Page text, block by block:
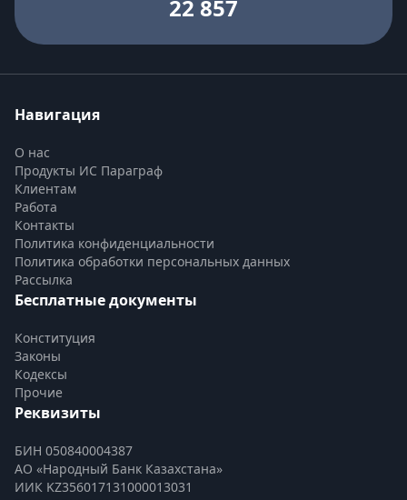
22 857
Навигация
О нас
Продукты ИС Параграф
Клиентам
Работа
Контакты
Политика конфиденциальности
Политика обработки персональных данных
Рассылка
Бесплатные документы
Конституция
Законы
Кодексы
Прочие
Реквизиты
БИН 050840004387
АО «Народный Банк Казахстана»
ИИК KZ356017131000013031